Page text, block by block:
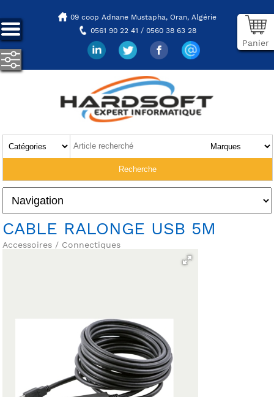
09 coop Adnane Mustapha, Oran, Algérie
0561 90 22 41 / 0560 38 63 28
Panier
CABLE RALONGE USB 5M
Accessoires / Connectiques